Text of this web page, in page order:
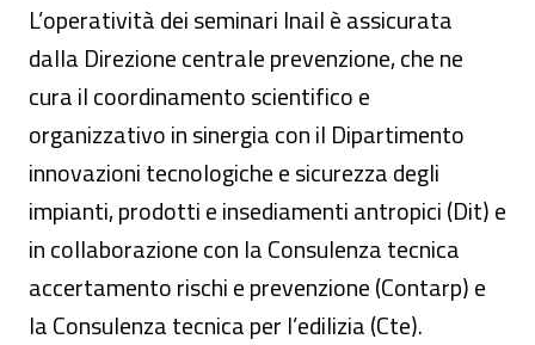
L’operatività dei seminari Inail è assicurata
dalla Direzione centrale prevenzione, che ne
cura il coordinamento scientifico e
organizzativo in sinergia con il Dipartimento
innovazioni tecnologiche e sicurezza degli
impianti, prodotti e insediamenti antropici (Dit) e
in collaborazione con la Consulenza tecnica
accertamento rischi e prevenzione (Contarp) e
la Consulenza tecnica per l’edilizia (Cte).